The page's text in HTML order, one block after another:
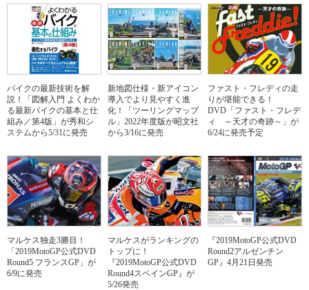
バイクの最新技術を解
説！「図解入門 よくわか
る最新バイクの基本と仕
組み／第4版」が秀和シ
ステムから5/31に発売
新地図仕様・新アイコン
導入でより見やすく進
化！「ツーリングマップ
ル」2022年度版が昭文社
から3/16に発売
ファスト・フレディの走
りが堪能できる！
DVD「ファスト・フレデ
ィ ～天才の奇跡～」が
6/24に発売予定
マルケス独走3勝目！
「2019MotoGP公式DVD
Round5 フランスGP」が
6/9に発売
マルケスがランキングの
トップに！
『2019MotoGP公式DVD
Round4スペインGP』が
5/26発売
『2019MotoGP公式DVD
Round2アルゼンチン
GP』4月21日発売